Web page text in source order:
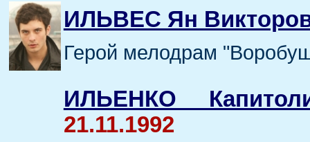
ИЛЬВЕС Ян
Герой мелодрам
ИЛЬЕНКО
21.11.1992